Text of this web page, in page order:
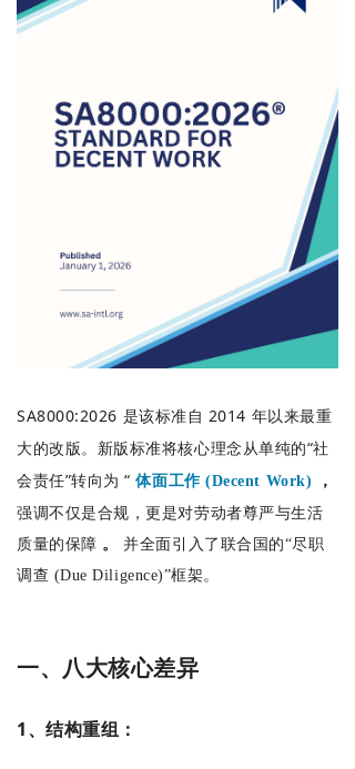
SA8000:2026 是该标准自 2014 年以来最重
大的改版。新版标准将核心理念从单纯的“社
会责任”转向为 “体面工作 (Decent Work)
，
强调不仅是合规，更是对劳动者尊严与生活
质量的保障 。并全面引入了联合国的“尽职
调查 (Due Diligence)”框架。
一、八大核心差异
1、结构重组：